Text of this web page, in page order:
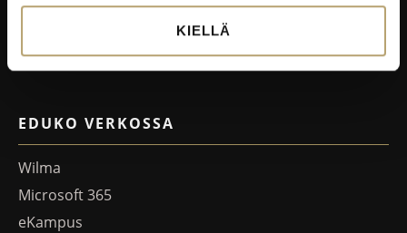
KIELLÄ
Taitajantie 2B,
Laskutustiedot
EDUKO VERKOSSA
Wilma
Microsoft 365
eKampus